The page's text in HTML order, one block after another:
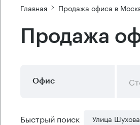
Главная Продажа офиса в
Продажа
Офис
Быстрый поиск Улица Шухова